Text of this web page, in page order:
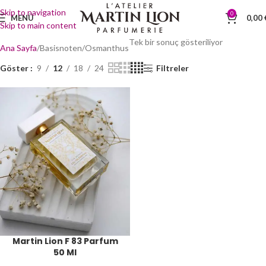
Skip to navigation
Skip to main content
MENÜ 0 0,00
Ana Sayfa Basisnoten Osmanthus
Tek bir sonuç gösteriliyor
Göster 9 12 18 24 Filtreler
Martin Lion F 83 Parfum
50 Ml